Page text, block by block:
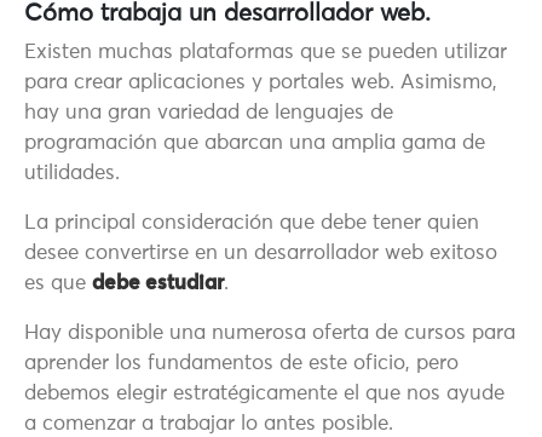
Cómo trabaja un desarrollador web.
Existen muchas plataformas que se pueden utilizar
para crear aplicaciones y portales web. Asimismo,
hay una gran variedad de lenguajes de
programación que abarcan una amplia gama de
utilidades.
La principal consideración que debe tener quien
desee convertirse en un desarrollador web exitoso
es que debe estudiar.
Hay disponible una numerosa oferta de cursos para
aprender los fundamentos de este oficio, pero
debemos elegir estratégicamente el que nos ayude
a comenzar a trabajar lo antes posible.